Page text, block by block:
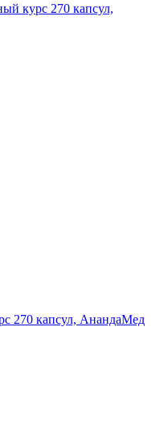
курс 270 капсул,
270 капсул, АнандаМед